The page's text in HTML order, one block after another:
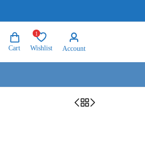
Account
1
Wishlist
Cart